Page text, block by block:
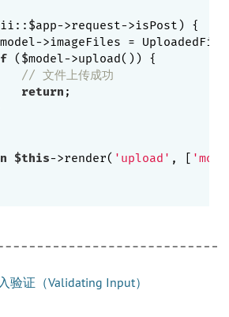
>request->isPost) {
>imageFiles =
($model->upload()) {
// 文件上传成功
return ;
$this->render( 'upload' , [
验证（Validating Input）